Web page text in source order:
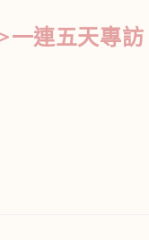
一連五天專訪